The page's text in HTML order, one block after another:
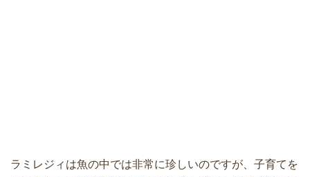
ラミレジィは魚の中では非常に珍しいのですが、子育てを